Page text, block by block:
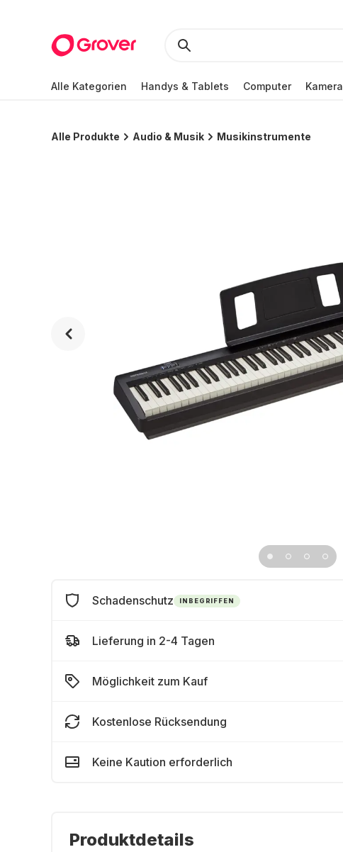
Alle Kategorien Handys & Tablets Computer
Alle Produkte Audio & Musik Musikinstrumente
Schadenschutz INBEGRIFFEN
Lieferung in 2-4 Tagen
Möglichkeit zum Kauf
Kostenlose Rücksendung
Keine Kaution erforderlich
Produktdetails